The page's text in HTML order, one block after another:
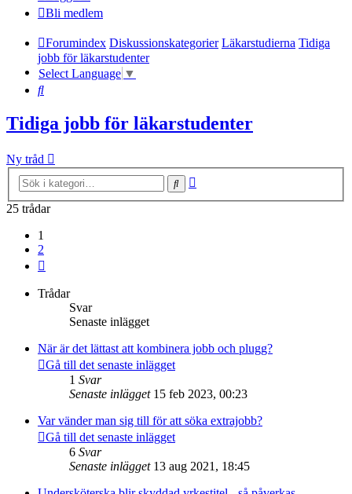
Bli medlem
Forumindex Diskussionskategorier Läkarstudierna Tidiga
jobb för läkarstudenter
Select Language ▼
Sök
Tidiga jobb för läkarstudenter
Ny tråd
Sök
25 trådar
1
2
Trådar
Svar
Senaste inlägget
När är det lättast att kombinera jobb och plugg?
Gå till det senaste inlägget
1 Svar
Senaste inlägget 15 feb 2023, 00:23
Var vänder man sig till för att söka extrajobb?
Gå till det senaste inlägget
6 Svar
Senaste inlägget 13 aug 2021, 18:45